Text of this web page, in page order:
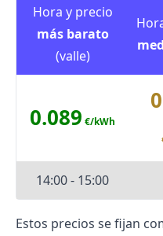
Hora y precio
más barato
(valle)
0.089 €/kWh
14:00 - 15:00
Estos precios se fijan